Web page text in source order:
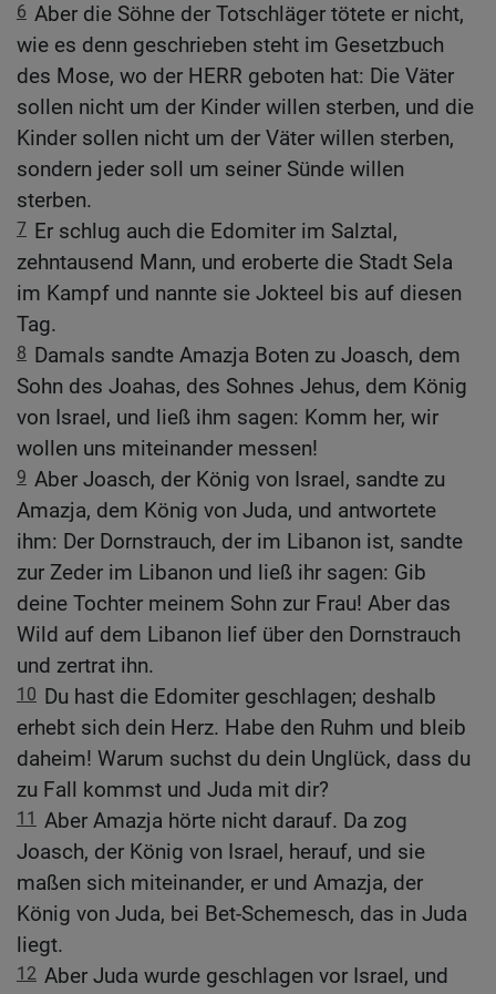
6 Aber die Söhne der Totschläger tötete er nicht,
wie es denn geschrieben steht im Gesetzbuch
des Mose, wo der HERR geboten hat: Die Väter
sollen nicht um der Kinder willen sterben, und die
Kinder sollen nicht um der Väter willen sterben,
sondern jeder soll um seiner Sünde willen
sterben.
7 Er schlug auch die Edomiter im Salztal,
zehntausend Mann, und eroberte die Stadt Sela
im Kampf und nannte sie Jokteel bis auf diesen
Tag.
8 Damals sandte Amazja Boten zu Joasch, dem
Sohn des Joahas, des Sohnes Jehus, dem König
von Israel, und ließ ihm sagen: Komm her, wir
wollen uns miteinander messen!
9 Aber Joasch, der König von Israel, sandte zu
Amazja, dem König von Juda, und antwortete
ihm: Der Dornstrauch, der im Libanon ist, sandte
zur Zeder im Libanon und ließ ihr sagen: Gib
deine Tochter meinem Sohn zur Frau! Aber das
Wild auf dem Libanon lief über den Dornstrauch
und zertrat ihn.
10 Du hast die Edomiter geschlagen; deshalb
erhebt sich dein Herz. Habe den Ruhm und bleib
daheim! Warum suchst du dein Unglück, dass du
zu Fall kommst und Juda mit dir?
11 Aber Amazja hörte nicht darauf. Da zog
Joasch, der König von Israel, herauf, und sie
maßen sich miteinander, er und Amazja, der
König von Juda, bei Bet-Schemesch, das in Juda
liegt.
12 Aber Juda wurde geschlagen vor Israel, und